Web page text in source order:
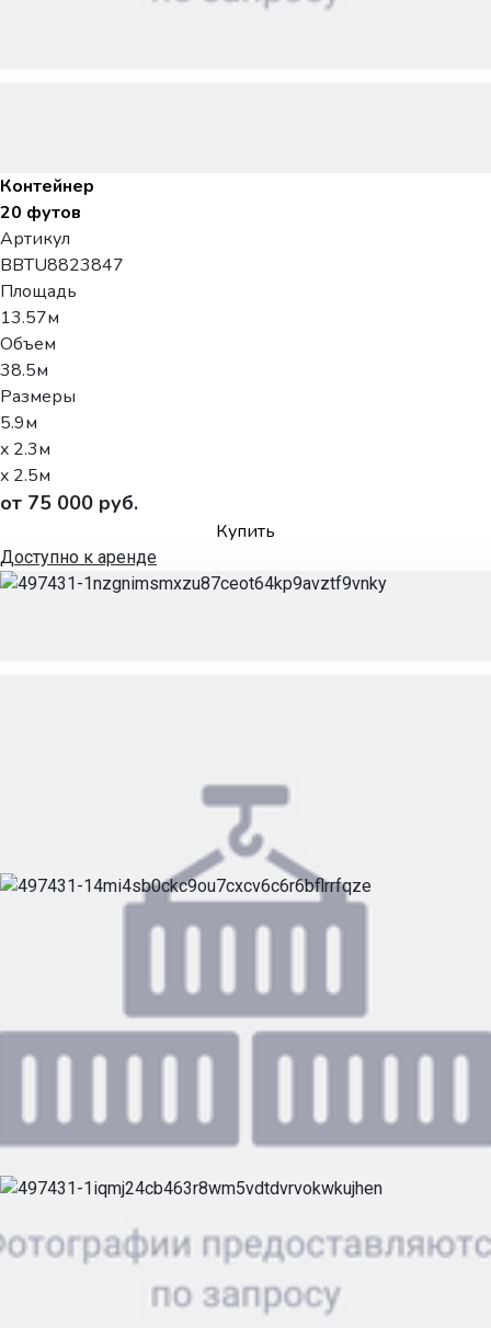
Контейнер
20 футов
Артикул
BBTU8823847
Площадь
13.57м
Объем
38.5м
Размеры
5.9м
x 2.3м
x 2.5м
от 75 000 руб.
Купить
Доступно к аренде